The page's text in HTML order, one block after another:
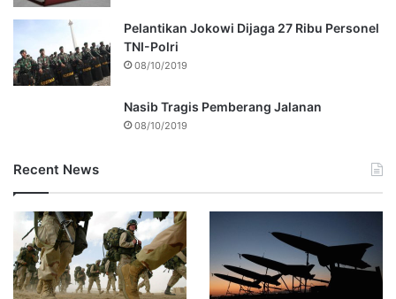
Pelantikan Jokowi Dijaga 27 Ribu Personel
TNI-Polri
08/10/2019
Nasib Tragis Pemberang Jalanan
08/10/2019
Recent News